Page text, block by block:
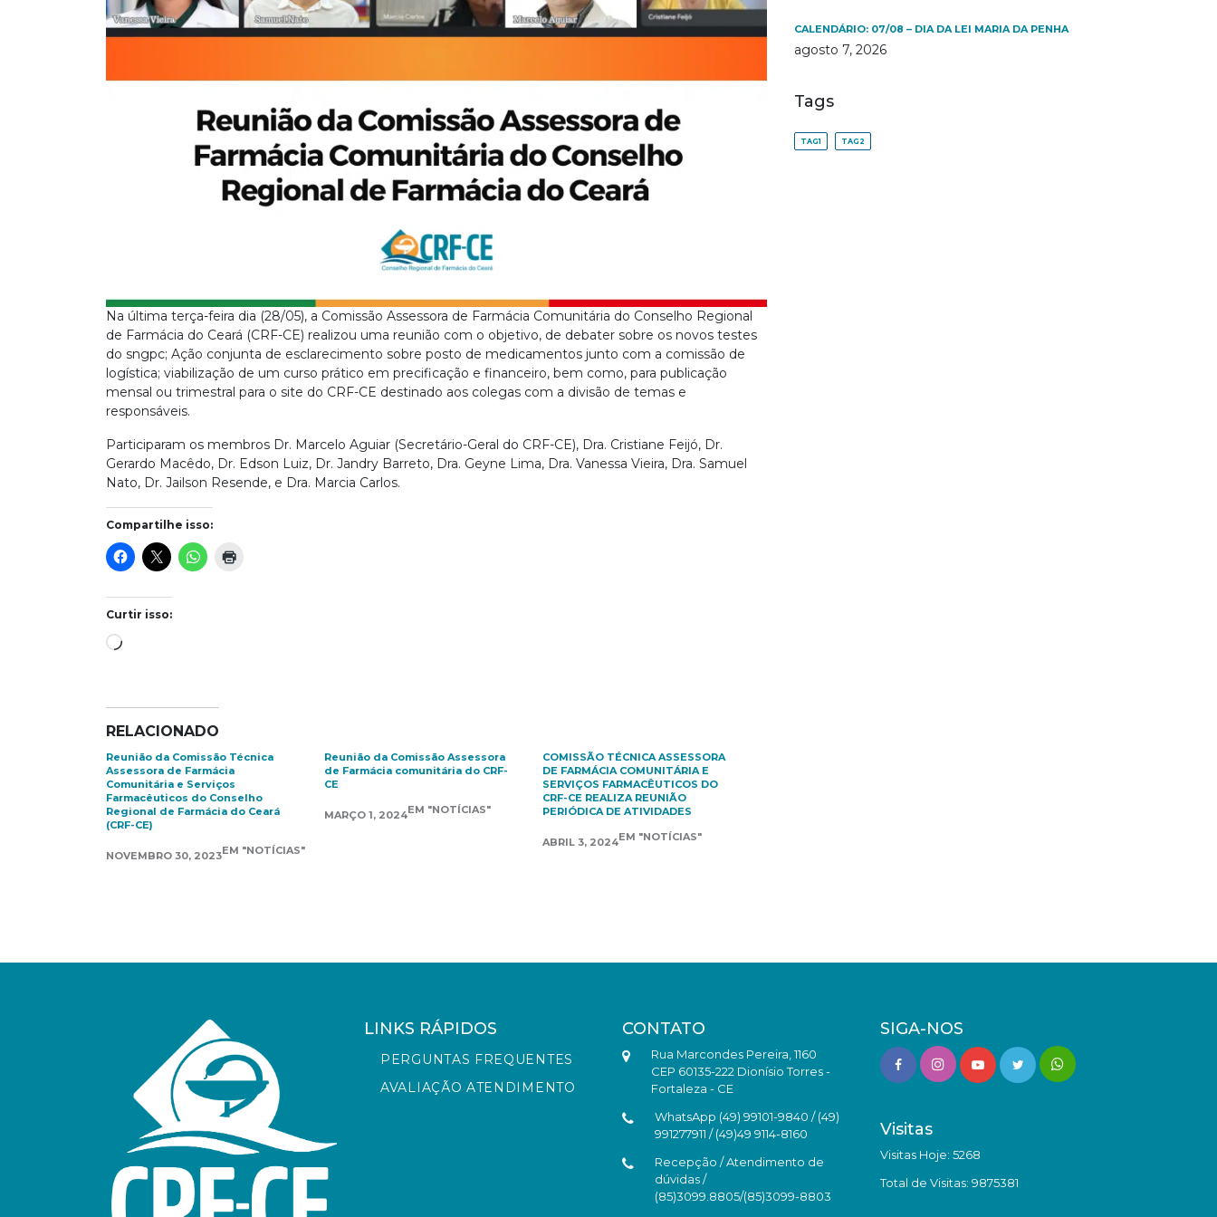
Na última terça-feira dia (28/05), a Comissão Assessora de Farmácia Comunitária do Conselho Regional
de Farmácia do Ceará (CRF-CE) realizou uma reunião com o objetivo, de debater sobre os novos testes
do sngpc; Ação conjunta de esclarecimento sobre posto de medicamentos junto com a comissão de
logística; viabilização de um curso prático em precificação e financeiro, bem como, para publicação
mensal ou trimestral para o site do CRF-CE destinado aos colegas com a divisão de temas e
responsáveis.
Participaram os membros Dr. Marcelo Aguiar (Secretário-Geral do CRF-CE), Dra. Cristiane Feijó, Dr.
Gerardo Macêdo, Dr. Edson Luiz, Dr. Jandry Barreto, Dra. Geyne Lima, Dra. Vanessa Vieira, Dra. Samuel
Nato, Dr. Jailson Resende, e Dra. Marcia Carlos.
Compartilhe isso:
Curtir isso:
Carregando...
RELACIONADO
Reunião da Comissão Técnica
Assessora de Farmácia
Comunitária e Serviços
Farmacêuticos do Conselho
Regional de Farmácia do Ceará
(CRF-CE)
NOVEMBRO 30, 2023EM "NOTÍCIAS"
Reunião da Comissão Assessora
de Farmácia comunitária do CRF-
CE
MARÇO 1, 2024EM "NOTÍCIAS"
COMISSÃO TÉCNICA ASSESSORA
DE FARMÁCIA COMUNITÁRIA E
SERVIÇOS FARMACÊUTICOS DO
CRF-CE REALIZA REUNIÃO
PERIÓDICA DE ATIVIDADES
ABRIL 3, 2024EM "NOTÍCIAS"
CALENDÁRIO: 07/08 – DIA DA LEI MARIA DA PENHA
agosto 7, 2026
Tags
TAG1 TAG2
LINKS RÁPIDOS
PERGUNTAS FREQUENTES
AVALIAÇÃO ATENDIMENTO
CONTATO
Rua Marcondes Pereira, 1160
CEP 60135-222 Dionísio Torres -
Fortaleza - CE
WhatsApp (49) 99101-9840 / (49)
991277911 / (49)49 9114-8160
Recepção / Atendimento de
dúvidas /
(85)3099.8805/(85)3099-8803
SIGA-NOS
Visitas
Visitas Hoje: 5268
Total de Visitas: 9875381